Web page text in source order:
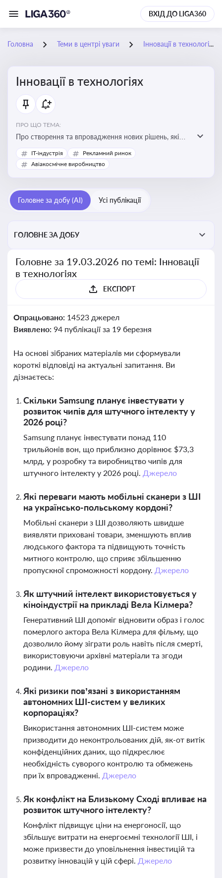
ВХІД ДО LIGA360
Головна Теми в центрі уваги Інновації в технологіях
Інновації в технологіях
ПРО ЩО ТЕМА:
Про створення та впровадження нових рішень, які
покращують ефективність, функціональність або
можливості технологічних продуктів і процесів.
IT-індустрія
Рекламний ринок
Авіакосмічне виробництво
Головне за добу (AI) Усі публікації
ГОЛОВНЕ ЗА ДОБУ
Головне за 19.03.2026 по темі: Інновації
в технологіях
ЕКСПОРТ
Опрацьовано: 14523 джерел
Виявлено: 94 публікації за 19 березня
На основі зібраних матеріалів ми сформували
короткі відповіді на актуальні запитання. Ви
дізнаєтесь:
Скільки Samsung планує інвестувати у
розвиток чипів для штучного інтелекту у
2026 році?
Samsung планує інвестувати понад 110
трильйонів вон, що приблизно дорівнює $73,3
млрд, у розробку та виробництво чипів для
штучного інтелекту у 2026 році. Джерело
Які переваги мають мобільні сканери з ШІ
на українсько-польському кордоні?
Мобільні сканери з ШІ дозволяють швидше
виявляти приховані товари, зменшують вплив
людського фактора та підвищують точність
митного контролю, що сприяє збільшенню
пропускної спроможності кордону. Джерело
Як штучний інтелект використовується у
кіноіндустрії на прикладі Вела Кілмера?
Генеративний ШІ допоміг відновити образ і голос
померлого актора Вела Кілмера для фільму, що
дозволило йому зіграти роль навіть після смерті,
використовуючи архівні матеріали та згоди
родини. Джерело
Які ризики пов’язані з використанням
автономних ШІ-систем у великих
корпораціях?
Використання автономних ШІ-систем може
призводити до неконтрольованих дій, як-от витік
конфіденційних даних, що підкреслює
необхідність суворого контролю та обмежень
при їх впровадженні. Джерело
Як конфлікт на Близькому Сході впливає на
розвиток штучного інтелекту?
Конфлікт підвищує ціни на енергоносії, що
збільшує витрати на енергоємні технології ШІ, і
може призвести до уповільнення інвестицій та
розвитку інновацій у цій сфері. Джерело